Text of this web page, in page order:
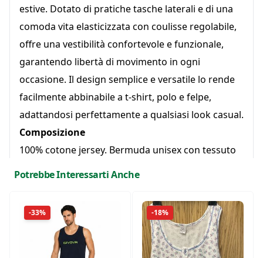
estive. Dotato di pratiche tasche laterali e di una
comoda vita elasticizzata con coulisse regolabile,
offre una vestibilità confortevole e funzionale,
garantendo libertà di movimento in ogni
occasione. Il design semplice e versatile lo rende
facilmente abbinabile a t-shirt, polo e felpe,
adattandosi perfettamente a qualsiasi look casual.
Composizione
100% cotone jersey. Bermuda unisex con tessuto
Ideale per l'uso quotidiano, lo sport e il tempo
libero. Vestibilità comoda e confortevole, studiata
per accompagnare i movimenti di bambini e
Potrebbe Interessarti Anche
-33% -18%